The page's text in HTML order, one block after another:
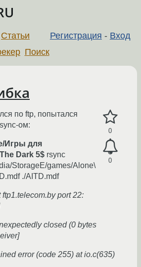
Регистрация - Вход
Статьи
Поиск
0
0
по ftp, попытался
ом:
Игры для
Dark 5$ rsync
StorageE/games/Alone\
./AITD.mdf
port 22:
closed (0 bytes
error (code 255) at io.c(635)